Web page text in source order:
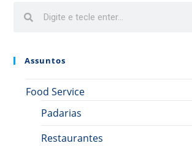
Assuntos
Food Service
Padarias
Restaurantes